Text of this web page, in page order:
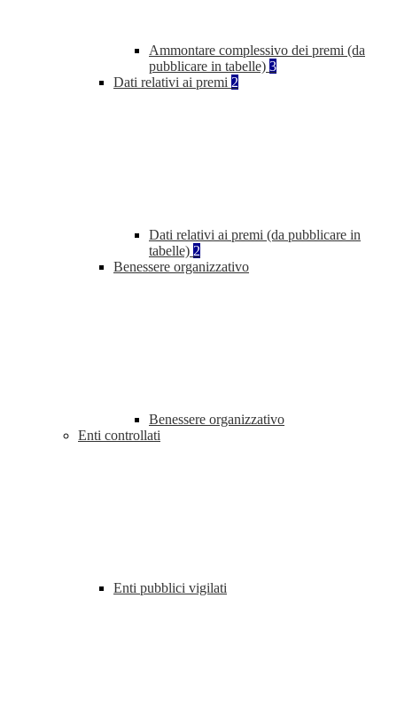
Ammontare complessivo dei premi (da
pubblicare in tabelle) 3
Dati relativi ai premi 2
Dati relativi ai premi (da pubblicare in
tabelle) 2
Benessere organizzativo
Benessere organizzativo
Enti controllati
Enti pubblici vigilati